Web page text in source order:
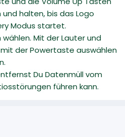
halten, bis das Logo
Modus startet.
Mit der Lauter und
der Powertaste auswählen
Du Datenmüll vom
führen kann.